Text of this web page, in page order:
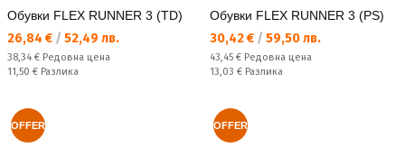
Обувки FLEX RUNNER 3 (TD)
Текуща цена:
26,84 € / 52,49 лв.
Редовна цена:
38,34 € Редовна цена
Спестявате:
11,50 € Разлика
Обувки FLEX RUNNER 3 (PS)
Текуща цена:
30,42 € / 59,50 лв.
Редовна цена:
43,45 € Редовна цена
Спестявате:
13,03 € Разлика
OFFER OFFER